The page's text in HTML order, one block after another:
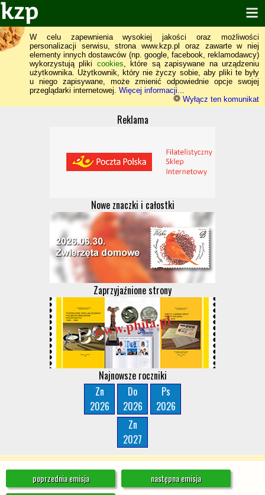
W celu zapewnienia wysokiej jakości oraz możliwości
personalizacji serwisu, strona www.kzp.pl oraz zawarte w niej
elementy innych dostawców (np. google, facebook, reklamodawcy)
wykorzystują pliki cookies, które są zapisywane na urządzeniu
użytkownika. Użytkownik, który nie życzy sobie, aby pliki te były
u niego zapisywane, może zmienić odpowiednie opcje swojej
przeglądarki internetowej. Więcej informacji...
Wyłącz ten komunikat
Reklama
Nowe znaczki i całostki
Zaprzyjaźnione strony
Najnowsze roczniki
Zn
2026
Do
2026
Ps
2026
Zn
2027
poprzednia emisja
następna emisja